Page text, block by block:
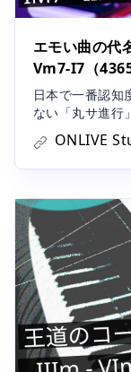
エモい曲の
Vm7-I7（
日本で一番認知
ない「丸サ進行
い」と称される
丸サ進行と呼ば
ONLIVE